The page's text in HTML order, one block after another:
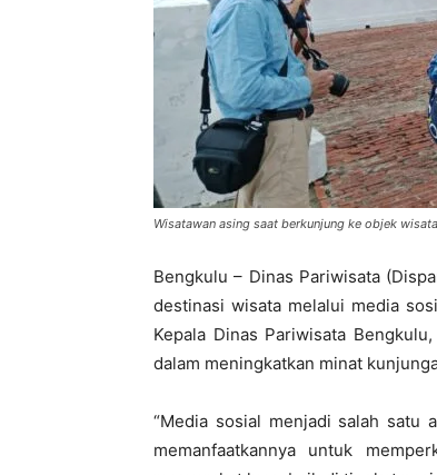
Wisatawan asing saat berkunjung ke objek
Bengkulu – Dinas Pariwisata
destinasi wisata melalui media
Kepala Dinas Pariwisata
dalam meningkatkan minat
“Media sosial menjadi salah
memanfaatkannya untuk